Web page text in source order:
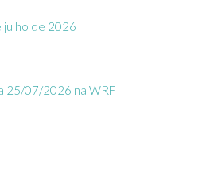
julho de 2026
25/07/2026 na WRF